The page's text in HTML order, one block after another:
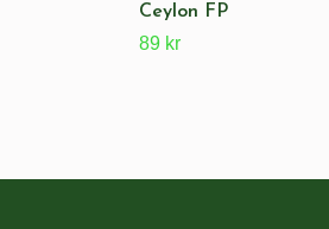
Ceylon FP
89 kr